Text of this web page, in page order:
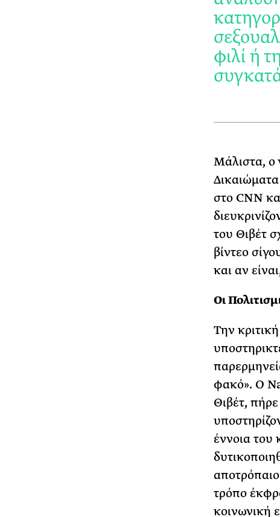
φιλί ή
Μάλιστα, ο
στο CNN
του Θιβέτ
βίντεο
και αν
Οι
Την
φακό». Ο
Θιβέτ,
έννοια του
τρόπο
κοινωνική